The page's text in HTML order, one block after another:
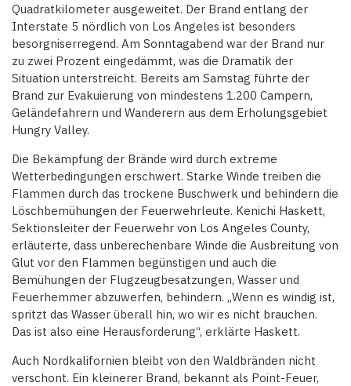
Quadratkilometer ausgeweitet. Der Brand entlang der
Interstate 5 nördlich von Los Angeles ist besonders
besorgniserregend. Am Sonntagabend war der Brand nur
zu zwei Prozent eingedämmt, was die Dramatik der
Situation unterstreicht. Bereits am Samstag führte der
Brand zur Evakuierung von mindestens 1.200 Campern,
Geländefahrern und Wanderern aus dem Erholungsgebiet
Hungry Valley.
Die Bekämpfung der Brände wird durch extreme
Wetterbedingungen erschwert. Starke Winde treiben die
Flammen durch das trockene Buschwerk und behindern die
Löschbemühungen der Feuerwehrleute. Kenichi Haskett,
Sektionsleiter der Feuerwehr von Los Angeles County,
erläuterte, dass unberechenbare Winde die Ausbreitung von
Glut vor den Flammen begünstigen und auch die
Bemühungen der Flugzeugbesatzungen, Wasser und
Feuerhemmer abzuwerfen, behindern. „Wenn es windig ist,
spritzt das Wasser überall hin, wo wir es nicht brauchen.
Das ist also eine Herausforderung“, erklärte Haskett.
Auch Nordkalifornien bleibt von den Waldbränden nicht
verschont. Ein kleinerer Brand, bekannt als Point-Feuer,